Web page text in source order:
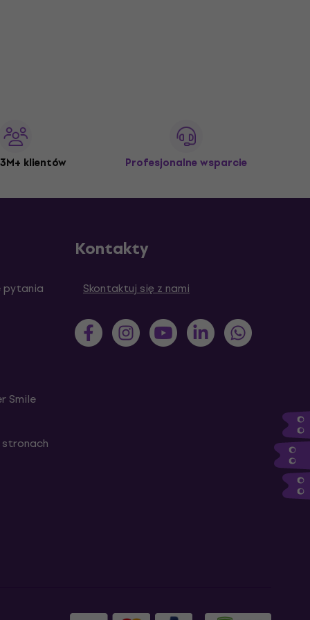
klientów Profesjonalne wsparcie
pytania
Smile
stronach
Kontakty
Skontaktuj się z nami